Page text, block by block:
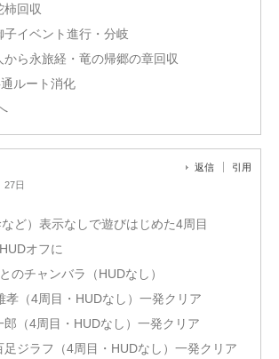
柿回収
イベント進行・分岐
ら永旅経・竜の帰郷の章回収
ルート消化
27日
返信 引用
ど）表示なしで遊びはじめた4周目
オフに
のチャンバラ（HUDなし）
孝（4周目・HUDなし）一発クリア
（4周目・HUDなし）一発クリア
ジラフ（4周目・HUDなし）一発クリア